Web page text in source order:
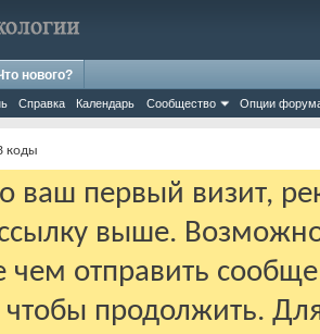
Справка Календарь Сообщество Опции
нового?
коды
ваш первый визит,
выше.
чем отправить
чтобы продолжить.